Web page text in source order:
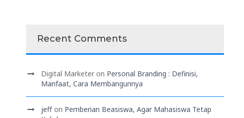
Recent Comments
Digital Marketer on Personal Branding : Definisi,
Manfaat, Cara Membangunnya
jeff on Pemberian Beasiswa, Agar Mahasiswa Tetap